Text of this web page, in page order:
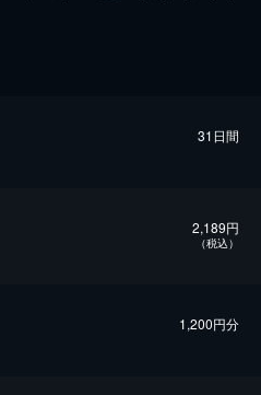
31日間
2,189円
（税込）
1,200円分